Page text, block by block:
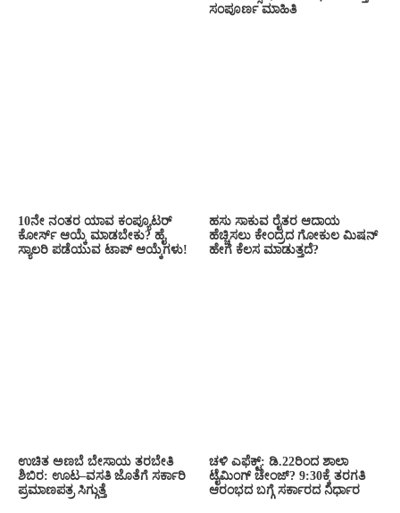
ಸಂಪೂರ್ಣ ಮಾಹಿತಿ
10ನೇ ನಂತರ ಯಾವ ಕಂಪ್ಯೂಟರ್
ಕೋರ್ಸ್ ಆಯ್ಕೆ ಮಾಡಬೇಕು? ಹೈ
ಸ್ಯಾಲರಿ ಪಡೆಯುವ ಟಾಪ್ ಆಯ್ಕೆಗಳು!
ಹಸು ಸಾಕುವ ರೈತರ ಆದಾಯ
ಹೆಚ್ಚಿಸಲು ಕೇಂದ್ರದ ಗೋಕುಲ ಮಿಷನ್
ಹೇಗೆ ಕೆಲಸ ಮಾಡುತ್ತದೆ?
ಉಚಿತ ಅಣಬೆ ಬೇಸಾಯ ತರಬೇತಿ
ಶಿಬಿರ: ಊಟ–ವಸತಿ ಜೊತೆಗೆ ಸರ್ಕಾರಿ
ಪ್ರಮಾಣಪತ್ರ ಸಿಗ್ಗುತ್ತೆ
ಚಳಿ ಎಫೆಕ್ಟ್: ಡಿ.22ರಿಂದ ಶಾಲಾ
ಟೈಮಿಂಗ್ ಚೇಂಜ್? 9:30ಕ್ಕೆ ತರಗತಿ
ಆರಂಭದ ಬಗ್ಗೆ ಸರ್ಕಾರದ ನಿರ್ಧಾರ